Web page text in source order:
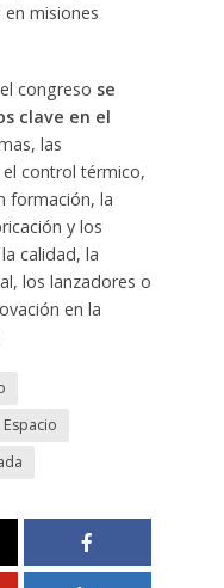
misiones
congreso se
clave en el
las
control térmico,
formación, la
y los
calidad, la
los lanzadores o
en la
Espacio